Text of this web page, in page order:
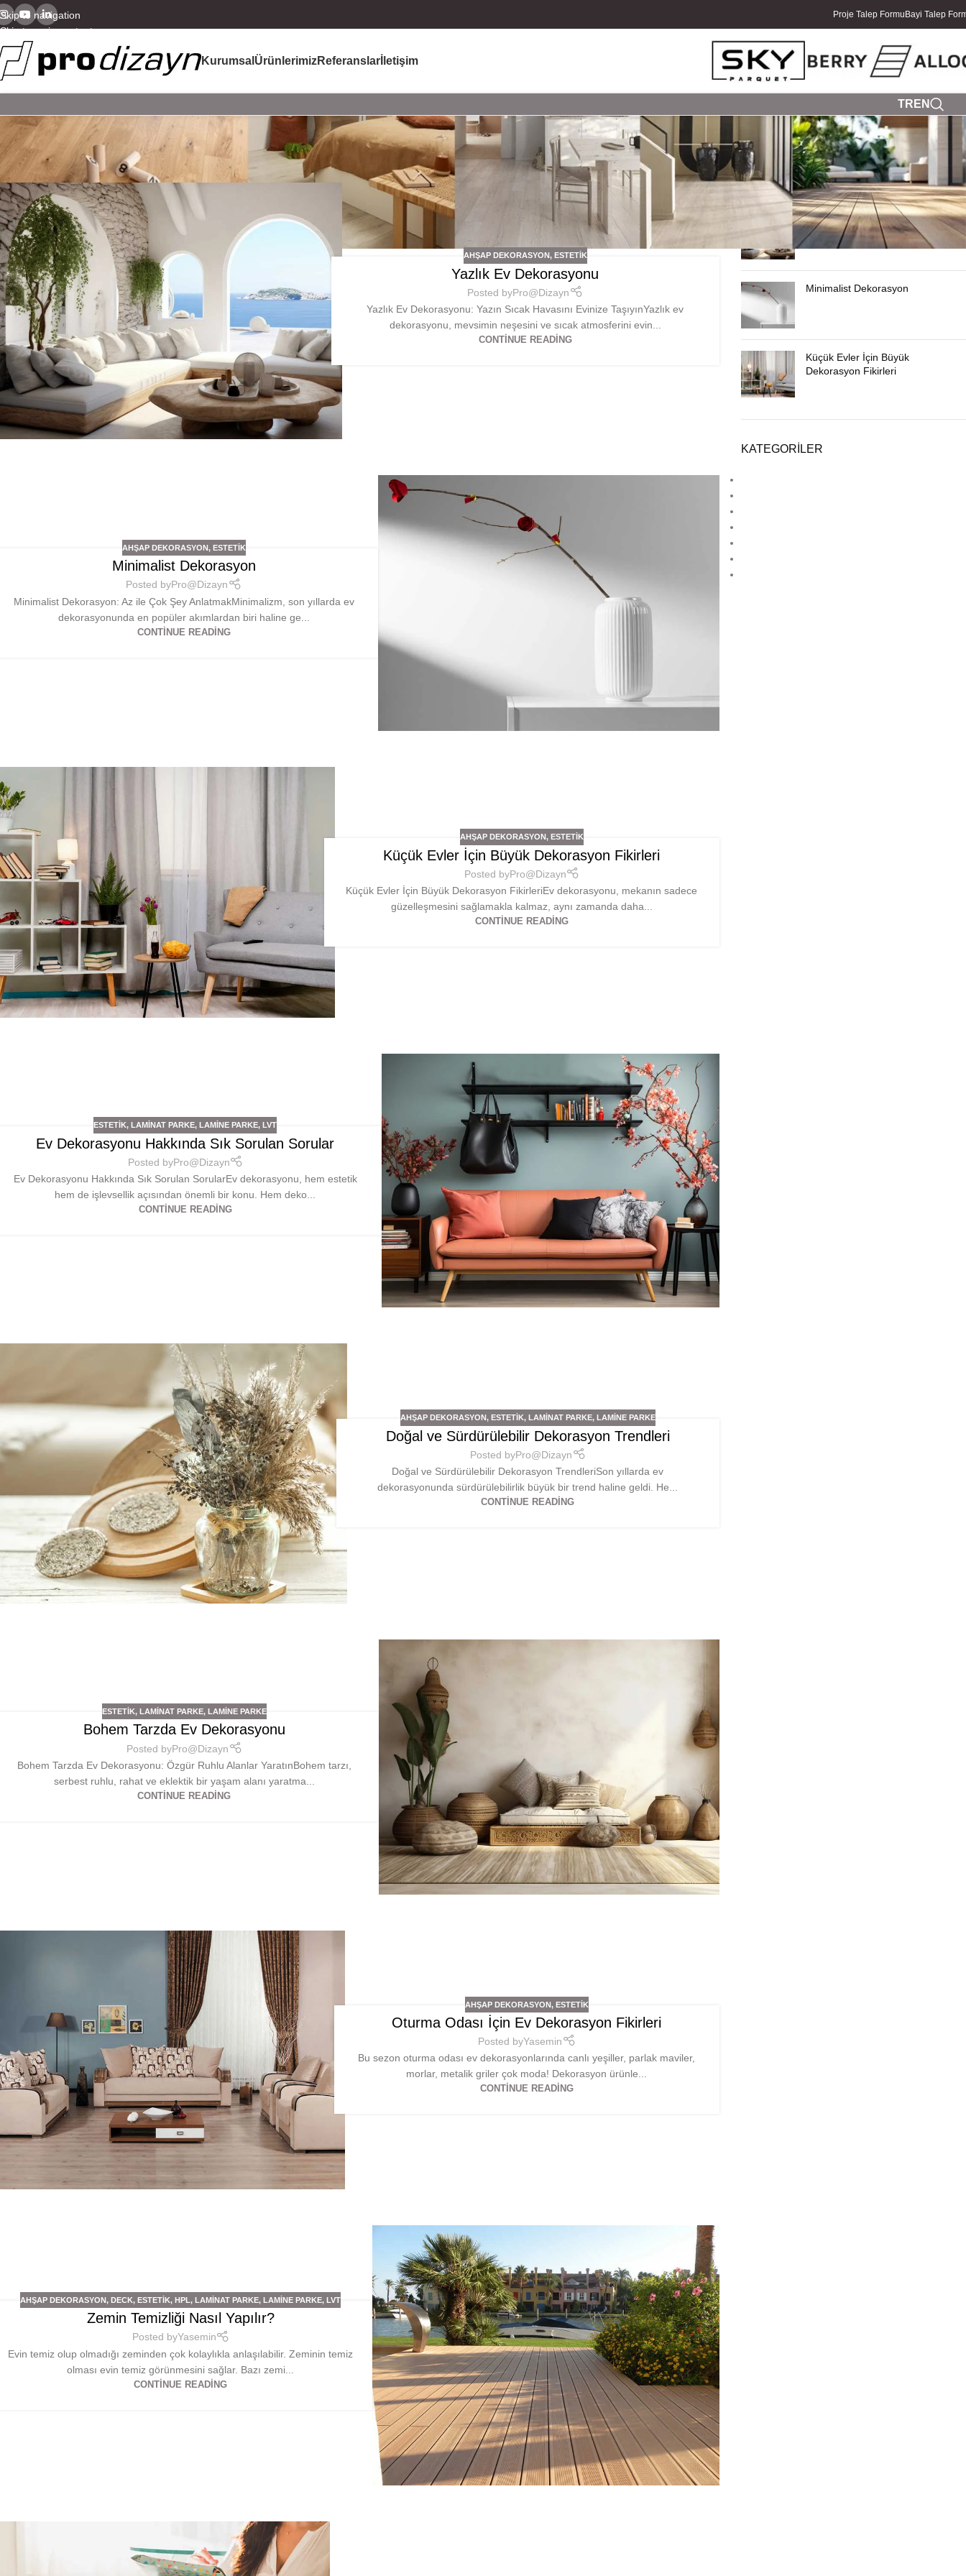
Skip to navigation
Skip to main content
Proje Talep Formu Bayi Talep
Kurumsal ÜrünlerimizReferanslar İletişim
TR EN
AHŞAP DEKORASYON, ESTETIK
Yazlık Ev Dekorasyonu
Posted byPro@Dizayn
Yazlık Ev Dekorasyonu: Yazın Sıcak Havasını Evinize TaşıyınYazlık ev
dekorasyonu, mevsimin neşesini ve sıcak atmosferini evin...
CONTINUE READING
AHŞAP DEKORASYON, ESTETIK
Minimalist Dekorasyon
Posted byPro@Dizayn
Minimalist Dekorasyon: Az ile Çok Şey AnlatmakMinimalizm, son yıllarda ev
dekorasyonunda en popüler akımlardan biri haline ge...
CONTINUE READING
AHŞAP DEKORASYON, ESTETIK
Küçük Evler İçin Büyük Dekorasyon Fikirleri
Posted byPro@Dizayn
Küçük Evler İçin Büyük Dekorasyon FikirleriEv dekorasyonu, mekanın sadece
güzelleşmesini sağlamakla kalmaz, aynı zamanda daha...
CONTINUE READING
ESTETIK, LAMINAT PARKE, LAMINE PARKE, LVT
Ev Dekorasyonu Hakkında Sık Sorulan Sorular
Posted byPro@Dizayn
Ev Dekorasyonu Hakkında Sık Sorulan SorularEv dekorasyonu, hem estetik
hem de işlevsellik açısından önemli bir konu. Hem deko...
CONTINUE READING
AHŞAP DEKORASYON, ESTETIK, LAMINAT PARKE, LAMINE PARKE
Doğal ve Sürdürülebilir Dekorasyon Trendleri
Posted byPro@Dizayn
Doğal ve Sürdürülebilir Dekorasyon TrendleriSon yıllarda ev
dekorasyonunda sürdürülebilirlik büyük bir trend haline geldi. He...
CONTINUE READING
ESTETIK, LAMINAT PARKE, LAMINE PARKE
Bohem Tarzda Ev Dekorasyonu
Posted byPro@Dizayn
Bohem Tarzda Ev Dekorasyonu: Özgür Ruhlu Alanlar YaratınBohem tarzı,
serbest ruhlu, rahat ve eklektik bir yaşam alanı yaratma...
CONTINUE READING
AHŞAP DEKORASYON, ESTETIK
Oturma Odası İçin Ev Dekorasyon Fikirleri
Posted byYasemin
Bu sezon oturma odası ev dekorasyonlarında canlı yeşiller, parlak maviler,
morlar, metalik griler çok moda! Dekorasyon ürünle...
CONTINUE READING
AHŞAP DEKORASYON,DECK,ESTETIK,HPL,LAMINAT PARKE,LAMINE PARKE,LVT
Zemin Temizliği Nasıl Yapılır?
Posted byYasemin
Evin temiz olup olmadığı zeminden çok kolaylıkla anlaşılabilir. Zeminin temiz
olması evin temiz görünmesini sağlar. Bazı zemi...
CONTINUE READING
SON YAZILAR
Yazlık Ev Dekorasyonu
Minimalist Dekorasyon
Küçük Evler İçin Büyük
Dekorasyon Fikirleri
KATEGORILER